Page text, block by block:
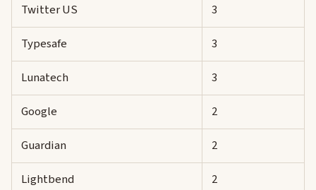
Twitter US
3
Typesafe
3
Lunatech
3
Google
2
Guardian
2
Lightbend
2